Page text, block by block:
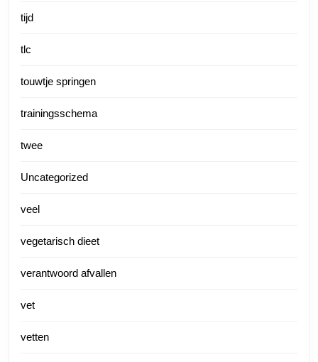
tijd
tlc
touwtje springen
trainingsschema
twee
Uncategorized
veel
vegetarisch dieet
verantwoord afvallen
vet
vetten